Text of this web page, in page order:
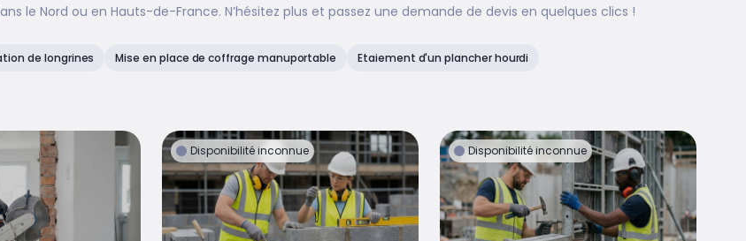
le Nord ou en Hauts-de-France. N’hésitez plus et passez une demande de devis en quelques clics !
de longrines Mise en place de coffrage manuportable
Etaiement d'un plancher hourdi
Disponibilité inconnue Disponibilité inconnue